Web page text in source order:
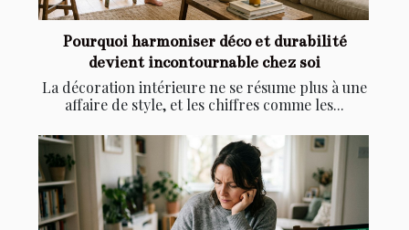
Pourquoi harmoniser déco et durabilité
devient incontournable chez soi
La décoration intérieure ne se résume plus à une
affaire de style, et les chiffres comme les...